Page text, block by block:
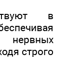
в
нервных
строго